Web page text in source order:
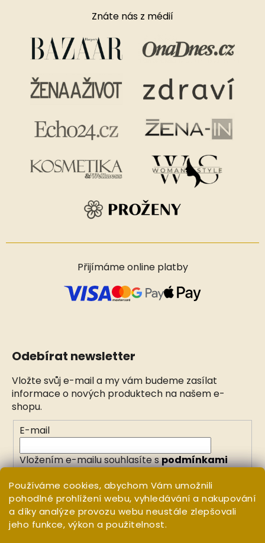
Používáme cookies, abychom Vám umožnili
pohodlné prohlížení webu, vyhledávání a nakupování
a díky analýze provozu webu neustále zlepšovali
jeho funkce, výkon a použitelnost.
Znáte nás z médií
Přijímáme online platby
Odebírat newsletter
Vložte svůj e-mail a my vám budeme zasílat
informace o nových produktech na našem e-
shopu.
E-mail
Vložením e-mailu souhlasíte spodmínkami
PŘIHLÁSIT SE